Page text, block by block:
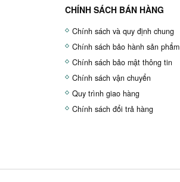
CHÍNH SÁCH BÁN HÀNG
Chính sách và quy định chung
Chính sách bảo hành sản phẩm
Chính sách bảo mật thông tin
Chính sách vận chuyển
Quy trình giao hàng
Chính sách đổi trả hàng